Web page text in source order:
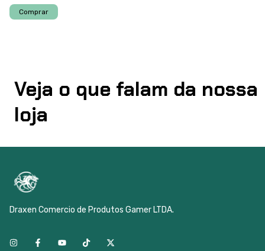
Veja o que falam da nossa
loja
Draxen Comercio de Produtos Gamer LTDA.